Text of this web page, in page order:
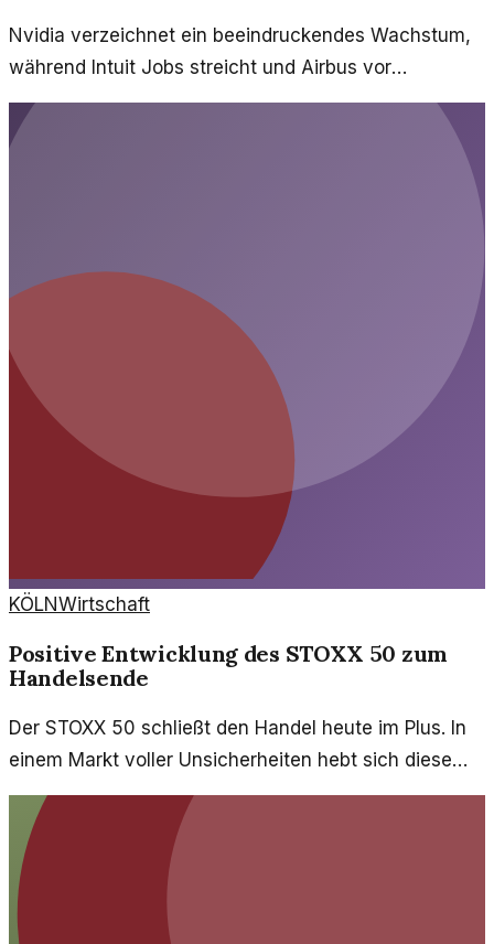
Nvidia verzeichnet ein beeindruckendes Wachstum,
während Intuit Jobs streicht und Airbus vor
Herausforderungen warnt. Diese Entwicklungen
zeigen unterschiedliche Aspekte der Wirtschaft auf.
KÖLNWirtschaft
Positive Entwicklung des STOXX 50 zum
Handelsende
Der STOXX 50 schließt den Handel heute im Plus. In
einem Markt voller Unsicherheiten hebt sich diese
Entwicklung positiv hervor.